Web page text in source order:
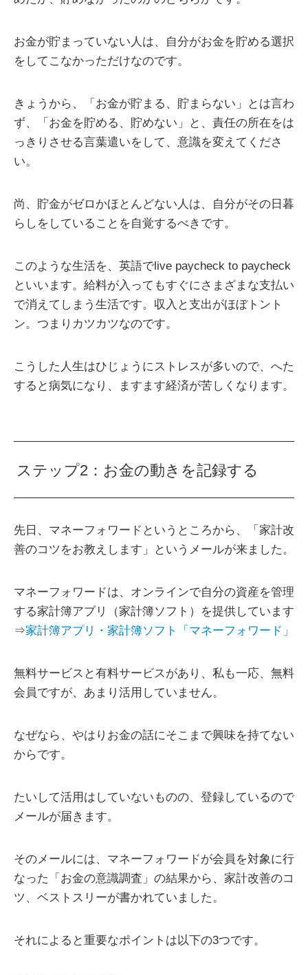
お金が貯まっていない人は、自分がお金を貯める選択
をしてこなかっただけなのです。
きょうから、「お金が貯まる、貯まらない」とは言わ
ず、「お金を貯める、貯めない」と、責任の所在をは
っきりさせる言葉遣いをして、意識を変えてくださ
い。
尚、貯金がゼロかほとんどない人は、自分がその日暮
らしをしていることを自覚するべきです。
このような生活を、英語でlive paycheck to paycheck
といいます。給料が入ってもすぐにさまざまな支払い
で消えてしまう生活です。収入と支出がほぼトント
ン。つまりカツカツなのです。
こうした人生はひじょうにストレスが多いので、へた
すると病気になり、ますます経済が苦しくなります。
ステップ2：お金の動きを記録する
先日、マネーフォワードというところから、「家計改
善のコツをお教えします」というメールが来ました。
マネーフォワードは、オンラインで自分の資産を管理
する家計簿アプリ（家計簿ソフト）を提供しています
⇒家計簿アプリ・家計簿ソフト「マネーフォワード」
無料サービスと有料サービスがあり、私も一応、無料
会員ですが、あまり活用していません。
なぜなら、やはりお金の話にそこまで興味を持てない
からです。
たいして活用はしていないものの、登録しているので
メールが届きます。
そのメールには、マネーフォワードが会員を対象に行
なった「お金の意識調査」の結果から、家計改善のコ
ツ、ベストスリーが書かれていました。
それによると重要なポイントは以下の3つです。